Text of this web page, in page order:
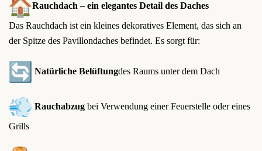
Rauchdach – ein elegantes Detail des Daches
Das Rauchdach ist ein kleines dekoratives Element, das sich an
der Spitze des Pavillondaches befindet. Es sorgt für:
Natürliche Belüftungdes Raums unter dem Dach
Rauchabzug bei Verwendung einer Feuerstelle oder eines
Grills